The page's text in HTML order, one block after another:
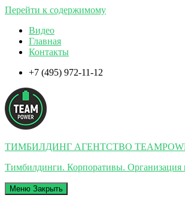
Перейти к содержимому
Видео
Главная
Контакты
+7 (495) 972-11-12
ТИМБИЛДИНГ АГЕНТСТВО
Тимбилдинги. Корпоративы. Организация
Меню Закрыть